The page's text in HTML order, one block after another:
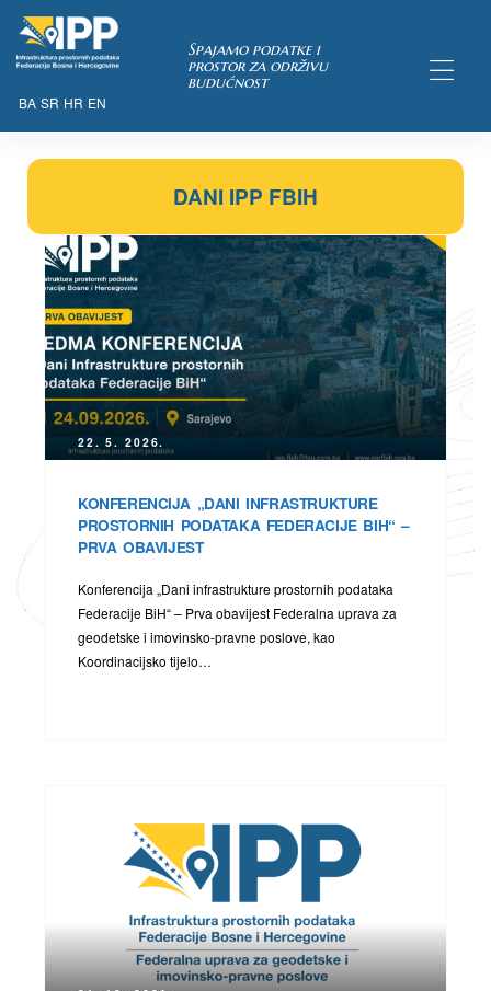
BA SR HR EN
Spajamo podatke i
prostor za održivu
budućnost
DANI IPP FBIH
22. 5. 2026.
KONFERENCIJA „DANI INFRASTRUKTURE
PROSTORNIH PODATAKA FEDERACIJE BIH“ –
PRVA OBAVIJEST
Konferencija „Dani infrastrukture prostornih podataka
Federacije BiH“ – Prva obavijest Federalna uprava za
geodetske i imovinsko-pravne poslove, kao
Koordinacijsko tijelo…
uvjeta